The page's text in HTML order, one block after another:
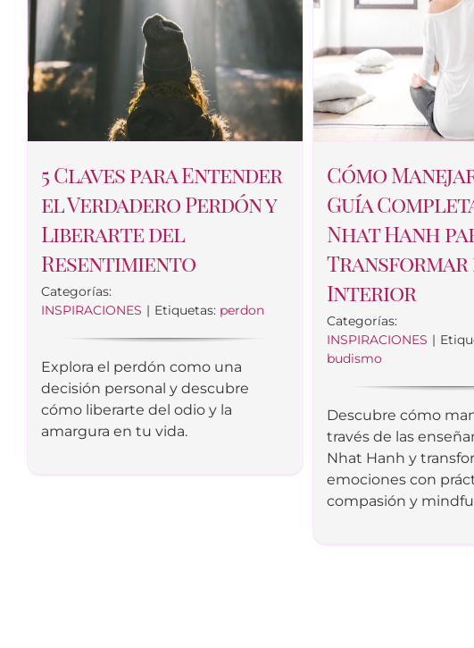
5 Claves para Entender
el Verdadero Perdón y
Liberarte del
Resentimiento
Categorías:
INSPIRACIONES | Etiquetas: perdon
Explora el perdón como una
decisión personal y descubre
cómo liberarte del odio y la
amargura en tu vida.
Cómo
Guía
Nhat Hanh
Transformar
Interior
Categorías:
INSPIRACIONES |
budismo
Descubre cómo
través de las
Nhat Hanh y
emociones con
compasión y